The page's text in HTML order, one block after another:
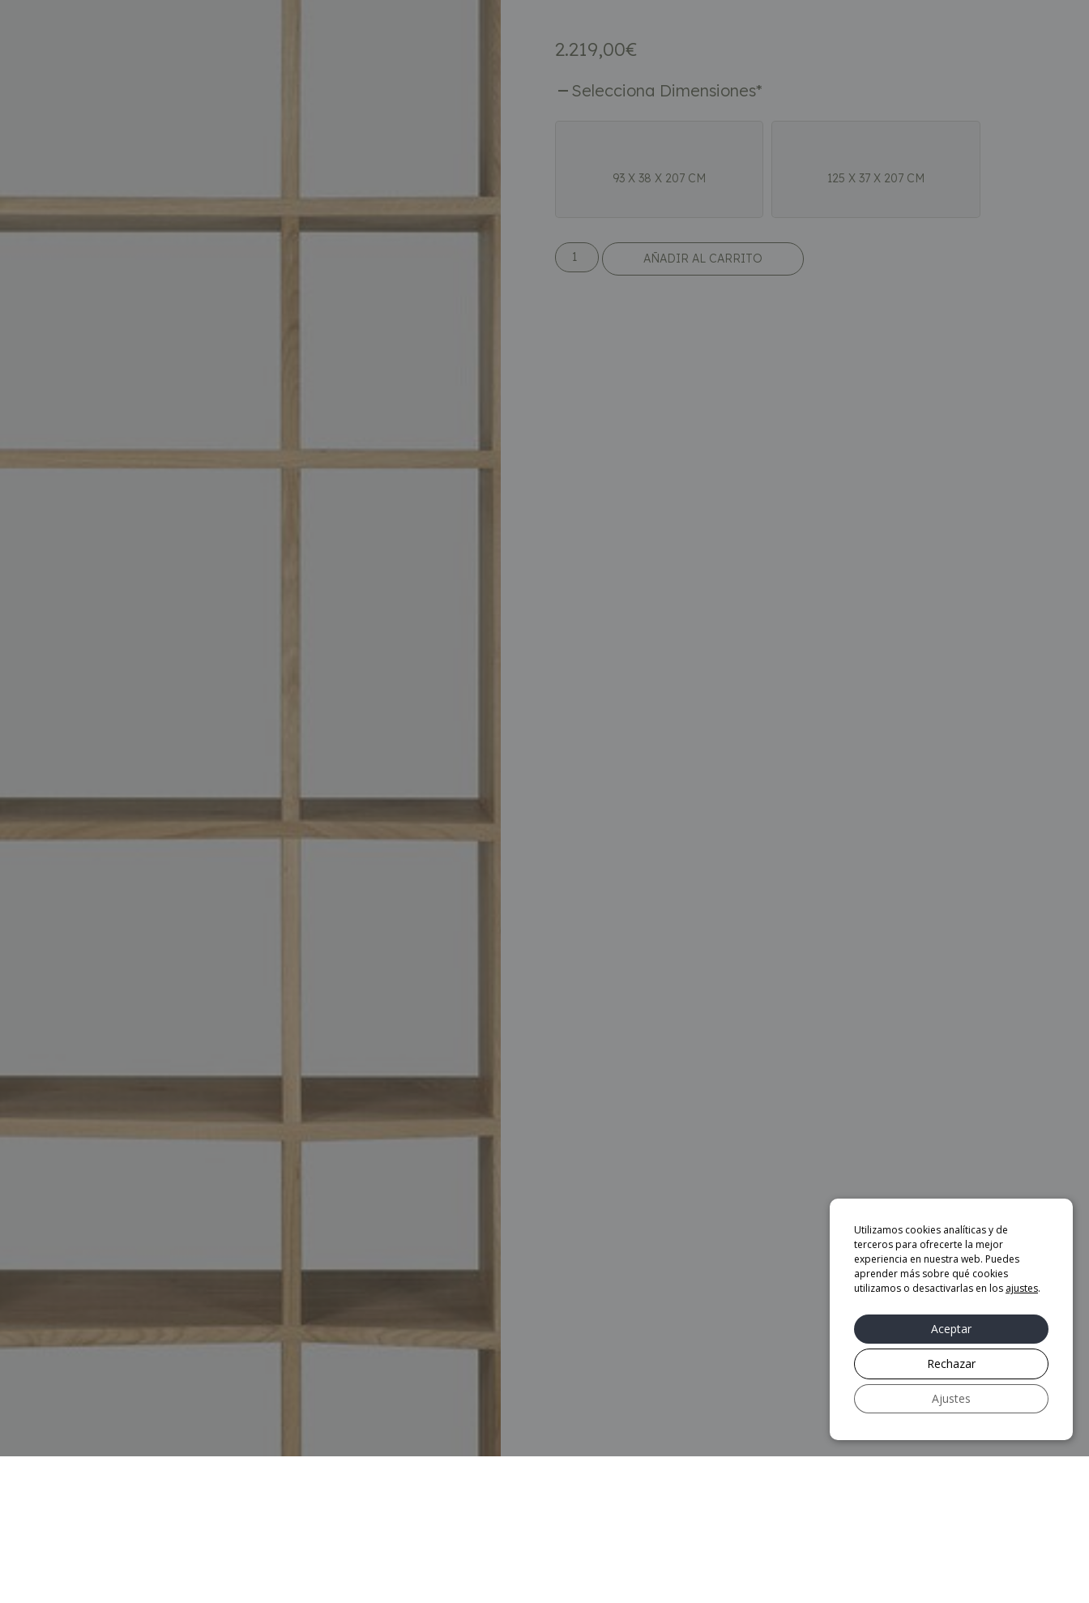
2.219,00€
Selecciona Dimensiones*
93 X 38 X 207 CM 125 X 37 X 207 CM
AÑADIR AL CARRITO
Utilizamos cookies analíticas y de
terceros para ofrecerte la mejor
experiencia en nuestra web. Puedes
aprender más sobre qué cookies
utilizamos o desactivarlas en los ajustes.
Aceptar
Rechazar
Ajustes